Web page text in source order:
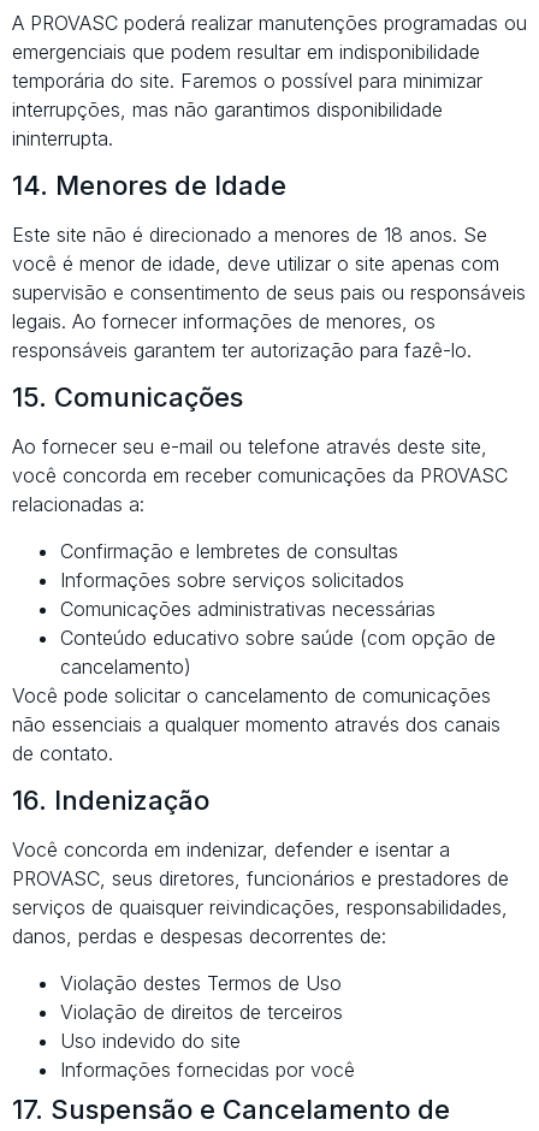
A PROVASC poderá realizar manutenções programadas ou
emergenciais que podem resultar em indisponibilidade
temporária do site. Faremos o possível para minimizar
interrupções, mas não garantimos disponibilidade
ininterrupta.
14. Menores de Idade
Este site não é direcionado a menores de 18 anos. Se
você é menor de idade, deve utilizar o site apenas com
supervisão e consentimento de seus pais ou responsáveis
legais. Ao fornecer informações de menores, os
responsáveis garantem ter autorização para fazê-lo.
15. Comunicações
Ao fornecer seu e-mail ou telefone através deste site,
você concorda em receber comunicações da PROVASC
relacionadas a:
Confirmação e lembretes de consultas
Informações sobre serviços solicitados
Comunicações administrativas necessárias
Conteúdo educativo sobre saúde (com opção de
cancelamento)
Você pode solicitar o cancelamento de comunicações
não essenciais a qualquer momento através dos canais
de contato.
16. Indenização
Você concorda em indenizar, defender e isentar a
PROVASC, seus diretores, funcionários e prestadores de
serviços de quaisquer reivindicações, responsabilidades,
danos, perdas e despesas decorrentes de:
Violação destes Termos de Uso
Violação de direitos de terceiros
Uso indevido do site
Informações fornecidas por você
17. Suspensão e Cancelamento de